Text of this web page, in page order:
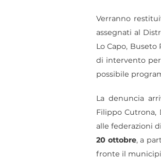
Verranno
assegnati al
Lo Capo, Buseto
di intervento
possibile
La denuncia
Filippo Cutrona,
alle federazioni
20 ottobre, a
fronte il